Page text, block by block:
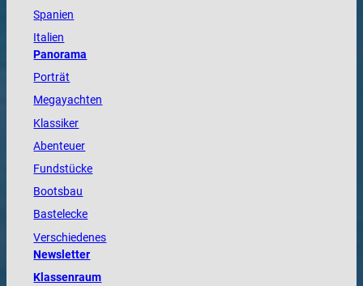
Spanien
Italien
Panorama
Porträt
Megayachten
Klassiker
Abenteuer
Fundstücke
Bootsbau
Bastelecke
Verschiedenes
Newsletter
Klassenraum